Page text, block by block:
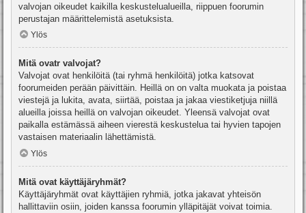
valvojan oikeudet kaikilla keskustelualueilla, riippuen foorumin
perustajan määrittelemistä asetuksista.
Ylös
Mitä ovatr valvojat?
Valvojat ovat henkilöitä (tai ryhmä henkilöitä) jotka katsovat
foorumeiden perään päivittäin. Heillä on on valta muokata ja poistaa
viestejä ja lukita, avata, siirtää, poistaa ja jakaa viestiketjuja niillä
alueilla joissa heillä on valvojan oikeudet. Yleensä valvojat ovat
paikalla estämässä aiheen vierestä keskustelua tai hyvien tapojen
vastaisen materiaalin lähettämistä.
Ylös
Mitä ovat käyttäjäryhmät?
Käyttäjäryhmät ovat käyttäjien ryhmiä, jotka jakavat yhteisön
hallittaviin osiin, joiden kanssa foorumin ylläpitäjät voivat toimia.